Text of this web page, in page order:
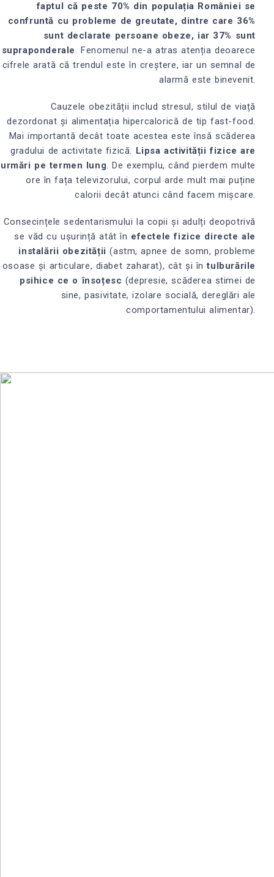
faptul că peste 70% din populația României se
confruntă cu probleme de greutate, dintre care 36%
sunt declarate persoane obeze, iar 37% sunt
supraponderale. Fenomenul ne-a atras atenția deoarece
cifrele arată că trendul este în creștere, iar un semnal de
alarmă este binevenit.
Cauzele obezității includ stresul, stilul de viață
dezordonat și alimentația hipercalorică de tip fast-food.
Mai importantă decât toate acestea este însă scăderea
gradului de activitate fizică. Lipsa activității fizice are
urmări pe termen lung. De exemplu, când pierdem multe
ore în fața televizorului, corpul arde mult mai puține
calorii decât atunci când facem mișcare.
Consecințele sedentarismului la copii și adulți deopotrivă
se văd cu ușurință atât în efectele fizice directe ale
instalării obezității (astm, apnee de somn, probleme
osoase și articulare, diabet zaharat), cât și întulburările
psihice ce o însoțesc (depresie, scăderea stimei de
sine, pasivitate, izolare socială, dereglări ale
comportamentului alimentar).